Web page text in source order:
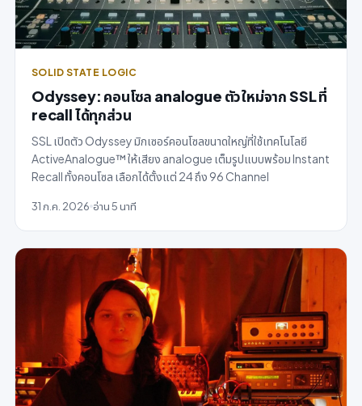
SOLID STATE LOGIC
Odyssey: คอนโซล analogue ตัวใหม่จาก SSL ที่
recall ได้ทุกส่วน
SSL เปิดตัว Odyssey มิกเซอร์คอนโซลขนาดใหญ่ที่ใช้เทคโนโลยี
ActiveAnalogue™ ให้เสียง analogue เต็มรูปแบบพร้อม Instant
Recall ทั้งคอนโซล เลือกได้ตั้งแต่ 24 ถึง 96 Channel
31 ก.ค. 2026 อ่าน 5 นาที